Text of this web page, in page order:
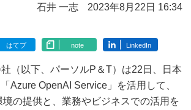
石井 一志 2023年8月22日 16:34
はてブ note LinkedIn
（以下、パーソルP＆T）は22日、日本
Azure OpenAI Service」を活用して、
の提供と、業務やビジネスでの活用を